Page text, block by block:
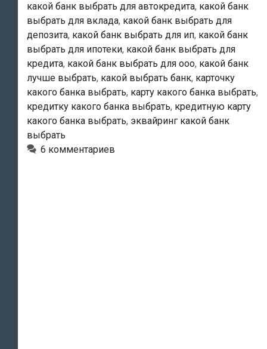
какой банк выбрать для автокредита, какой банк
выбрать для вклада, какой банк выбрать для
депозита, какой банк выбрать для ип, какой банк
выбрать для ипотеки, какой банк выбрать для
кредита, какой банк выбрать для ооо, какой банк
лучше выбрать, какой выбрать банк, карточку
какого банка выбрать, карту какого банка выбрать,
кредитку какого банка выбрать, кредитную карту
какого банка выбрать, эквайринг какой банк
выбрать
6 комментариев